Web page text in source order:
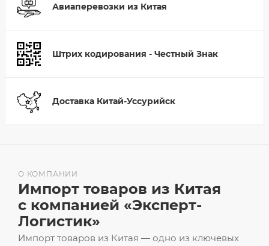
Авиаперевозки из Китая
Штрих кодирования - Честный Знак
Доставка Китай-Уссурийск
Импорт товаров из Китая — одно из ключевых
О КОМПАНИИ
Импорт товаров из Китая
с компанией «Эксперт-
Логистик»